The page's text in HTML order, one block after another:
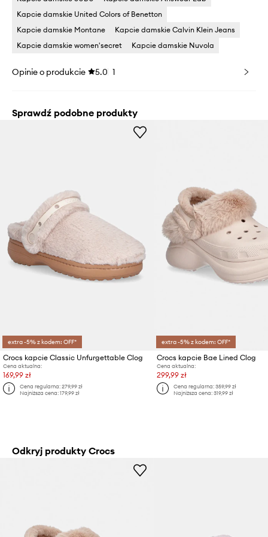
Kapcie damskie United Colors of Benetton
Kapcie damskie Montane
Kapcie damskie Calvin Klein Jeans
Kapcie damskie women'secret
Kapcie damskie Nuvola
Opinie o produkcie 5.0 1
Sprawdź podobne produkty
extra -5% z kodem: OFF*
Crocs kapcie Classic Unfurgettable Clog
Cena aktualna:
169,99 zł
Cena regularna:279,99 zł
Najniższa cena:179,99 zł
extra -5% z kodem: OFF*
Crocs kapcie Bae Lined Clog
Cena aktualna:
299,99 zł
Cena regularna:359,99 zł
Najniższa cena:319,99 zł
Odkryj produkty Crocs